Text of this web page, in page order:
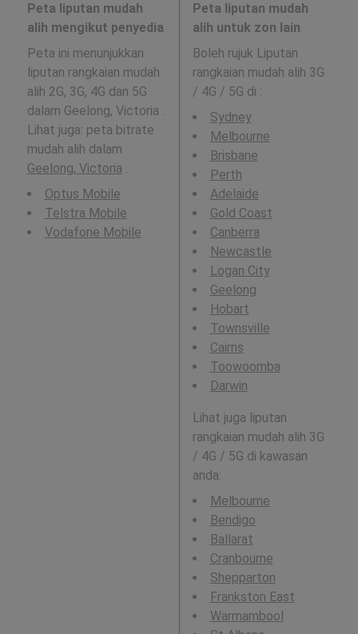
Peta liputan mudah
alih mengikut penyedia
Peta ini menunjukkan
liputan rangkaian mudah
alih 2G, 3G, 4G dan 5G
dalam Geelong, Victoria .
Lihat juga: peta bitrate
mudah alih dalam
Geelong, Victoria .
Optus Mobile
Telstra Mobile
Vodafone Mobile
Peta liputan mudah
alih untuk zon lain
Boleh rujuk Liputan
rangkaian mudah alih 3G
/ 4G / 5G di :
Sydney
Melbourne
Brisbane
Perth
Adelaide
Gold Coast
Canberra
Newcastle
Logan City
Geelong
Hobart
Townsville
Cairns
Toowoomba
Darwin
Lihat juga liputan
rangkaian mudah alih 3G
/ 4G / 5G di kawasan
anda:
Melbourne
Bendigo
Ballarat
Cranbourne
Shepparton
Frankston East
Warrnambool